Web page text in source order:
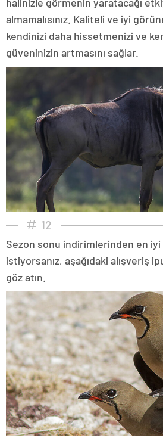
almamalısınız. Kaliteli ve iyi
kendinizi daha hissetmenizi ve
güveninizin artmasını sağlar.
12
Sezon sonu indirimlerinden en
istiyorsanız, aşağıdaki alışveriş
göz atın.